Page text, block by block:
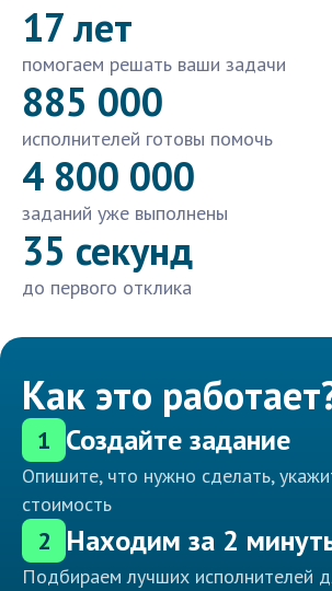
17 лет
помогаем решать ваши задачи
885 000
исполнителей готовы помочь
4 800 000
заданий уже выполнены
35 секунд
до первого отклика
Как это
1 Создайте задание
Опишите, что нужно сделать,
стоимость
2 Находим за 2
Подбираем лучших исполнителей